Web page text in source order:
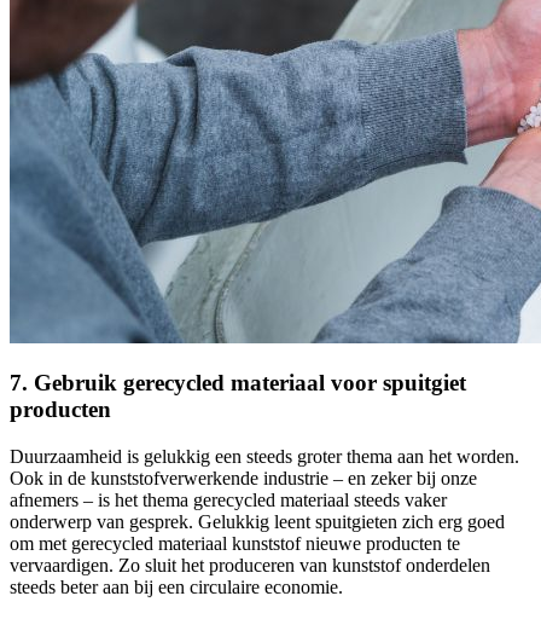
7. Gebruik gerecycled materiaal voor spuitgiet
producten
Duurzaamheid is gelukkig een steeds groter thema aan het worden.
Ook in de kunststofverwerkende industrie – en zeker bij onze
afnemers – is het thema gerecycled materiaal steeds vaker
onderwerp van gesprek. Gelukkig leent spuitgieten zich erg goed
om met gerecycled materiaal kunststof nieuwe producten te
vervaardigen. Zo sluit het produceren van kunststof onderdelen
steeds beter aan bij een circulaire economie.